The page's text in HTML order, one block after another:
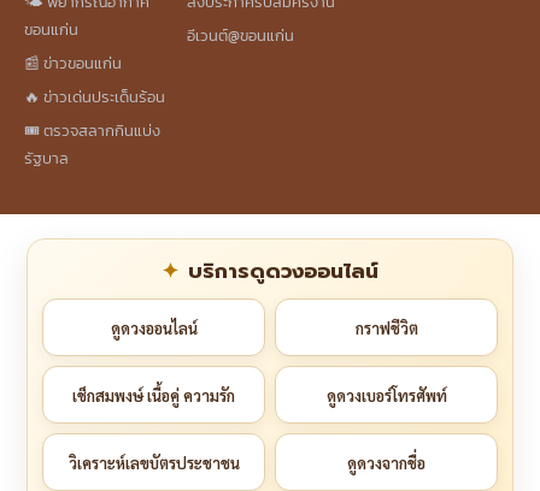
ขอนแก่น
📰 ข่าวขอนแก่น
🔥 ข่าวเด่นประเด็นร้อน
🎟️ ตรวจสลากกินแบ่ง
รัฐบาล
อีเวนต์@ขอนแก่น
บริการดูดวงออนไลน์
ดูดวงออนไลน์ กราฟชีวิต
เช็กสมพงษ์ เนื้อคู่ ความรัก ดูดวงเบอร์โทรศัพท์
วิเคราะห์เลขบัตรประชาชน ดูดวงจากชื่อ